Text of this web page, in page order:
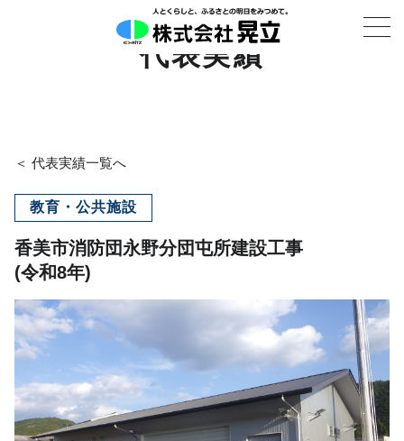
代表実績
＜ 代表実績一覧へ
教育・公共施設
香美市消防団永野分団屯所建設工事
(令和8年)